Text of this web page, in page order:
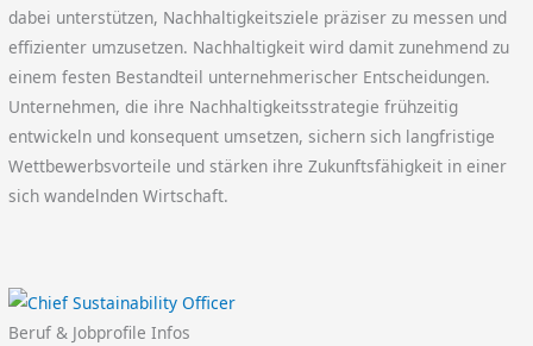
dabei unterstützen, Nachhaltigkeitsziele präziser zu messen und
effizienter umzusetzen. Nachhaltigkeit wird damit zunehmend zu
einem festen Bestandteil unternehmerischer Entscheidungen.
Unternehmen, die ihre Nachhaltigkeitsstrategie frühzeitig
entwickeln und konsequent umsetzen, sichern sich langfristige
Wettbewerbsvorteile und stärken ihre Zukunftsfähigkeit in einer
sich wandelnden Wirtschaft.
Beruf & Jobprofile Infos